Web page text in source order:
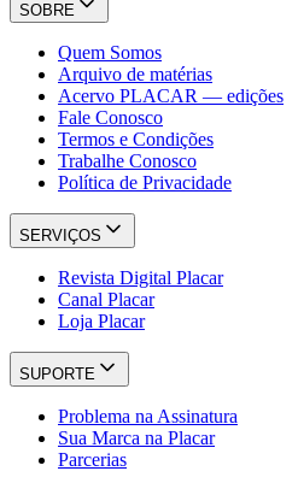
SOBRE
Quem Somos
Arquivo de matérias
Acervo PLACAR — edições
Fale Conosco
Termos e Condições
Trabalhe Conosco
Política de Privacidade
SERVIÇOS
Revista Digital Placar
Canal Placar
Loja Placar
SUPORTE
Problema na Assinatura
Sua Marca na Placar
Parcerias